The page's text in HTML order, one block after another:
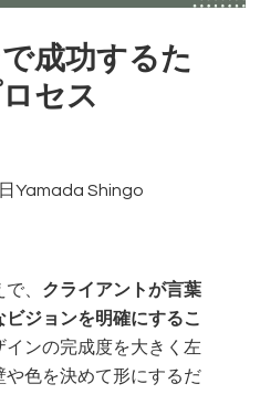
成功するた
セス
Yamada Shingo
、 クライアントが言葉
ジョンを明確にするこ
ンの完成度を大きく左
色を決めて形にするだ